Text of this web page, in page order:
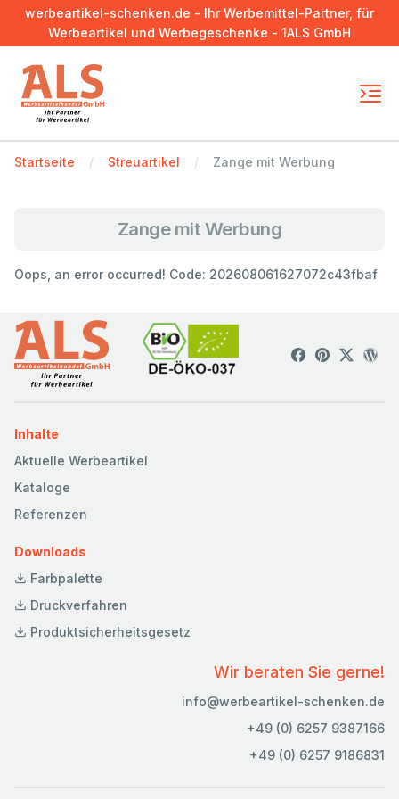
werbeartikel-schenken.de - Ihr Werbemittel-Partner, für
Werbeartikel und Werbegeschenke - 1ALS GmbH
Startseite Streuartikel Zange mit Werbung
Zange mit Werbung
Oops, an error occurred! Code: 202608061627072c43fbaf
Inhalte
Aktuelle Werbeartikel
Kataloge
Referenzen
Downloads
Farbpalette
Druckverfahren
Produktsicherheitsgesetz
Wir beraten Sie gerne!
info@werbeartikel-schenken.de
+49 (0) 6257 9387166
+49 (0) 6257 9186831